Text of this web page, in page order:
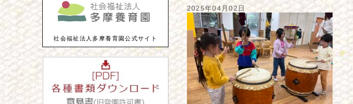
2025年04月02日
社会福祉法人多摩養育園公式サイト